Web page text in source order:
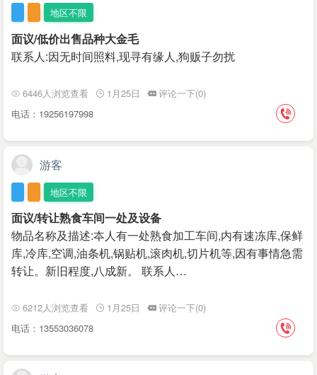
地区不限
面议/低价出售品种大金毛
联系人:因无时间照料,现寻有缘人,狗贩子勿扰
6446人浏览查看 1月25日
评论一下(0)
电话：19256197998
游客
地区不限
面议/转让熟食车间一处及设备
物品名称及描述:夲人有一处熟食加工车间,内有速冻库,保鲜
库,冷库,空调,油条机,锅贴机,滚肉机,切片机等,因有事情急需
转让。新旧程度,八成新。 联系人…
6212人浏览查看 1月25日
评论一下(0)
电话：13553036078